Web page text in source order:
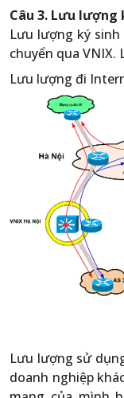
Câu 3. Lưu lượng
Lưu lượng ký
chuyển qua
Lưu lượng đi
Lưu lượng sử
doanh nghiệp